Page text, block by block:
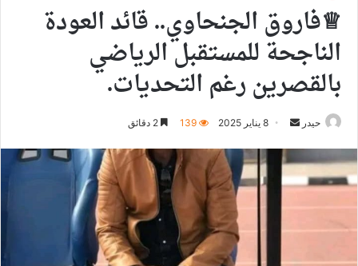
♕فاروق الجنحاوي.. قائد العودة
الناجحة للمستقبل الرياضي
بالقصرين رغم التحديات.
حيدر
أرسل
إلكترونيا
8 يناير 2025 139